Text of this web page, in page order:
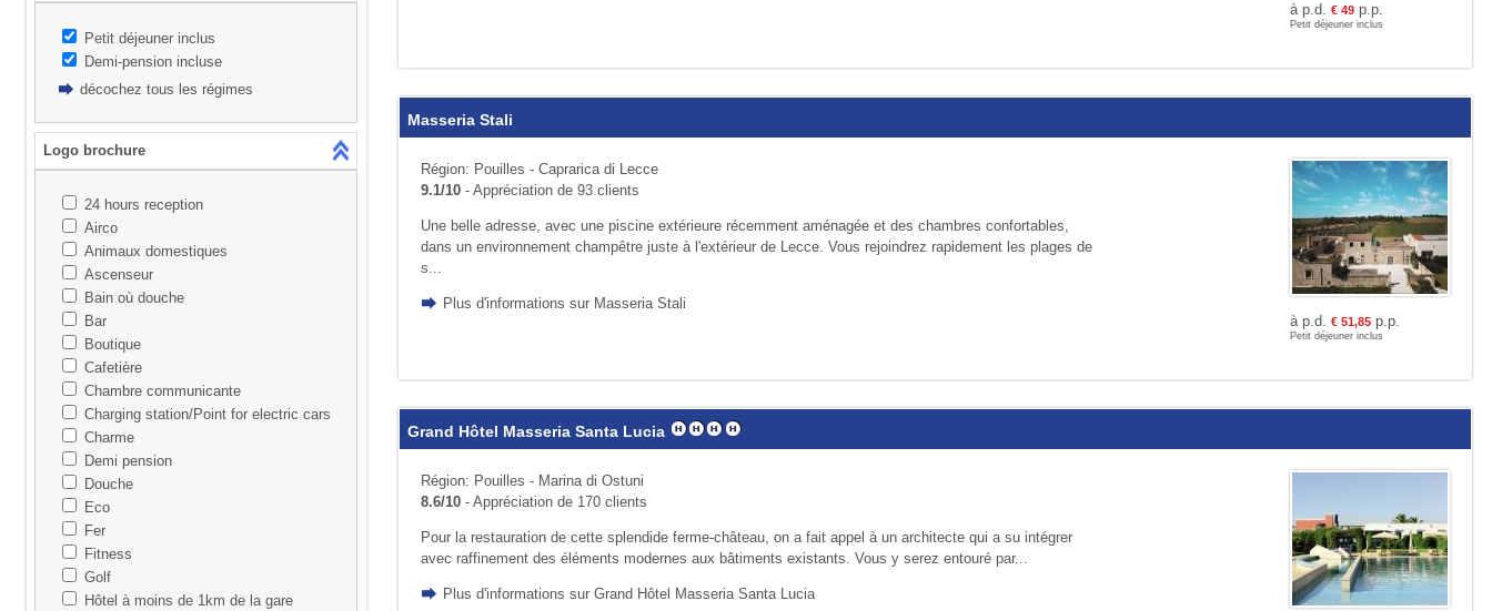
Petit déjeuner inclus
Demi-pension incluse
décochez tous les régimes
Logo brochure
24 hours reception
Airco
Animaux domestiques
Ascenseur
Bain où douche
Bar
Boutique
Cafetière
Chambre communicante
Charging station/Point for electric cars
Charme
Demi pension
Douche
Eco
Fer
Fitness
Golf
Hôtel à moins de 1km de la gare
à p.d. € 49p.p.
Petit déjeuner inclus
Masseria Stali
Région: Pouilles - Caprarica di Lecce
9.1/10- Appréciation de 93 clients
Une belle adresse, avec une piscine extérieure récemment aménagée et des chambres confortables,
dans un environnement champêtre juste à l'extérieur de Lecce. Vous rejoindrez rapidement les plages de
s...
Plus d'informations sur Masseria Stali
à p.d. € 51,85p.p.
Petit déjeuner inclus
Grand Hôtel Masseria Santa Lucia
Région: Pouilles - Marina di Ostuni
8.6/10- Appréciation de 170 clients
Pour la restauration de cette splendide ferme-château, on a fait appel à un archi­tec­te qui a su intégrer
avec raf­fi­ne­ment des éléments modernes aux bâti­ments exis­tants. Vous y serez entouré par...
Plus d'informations sur Grand Hôtel Masseria Santa Lucia